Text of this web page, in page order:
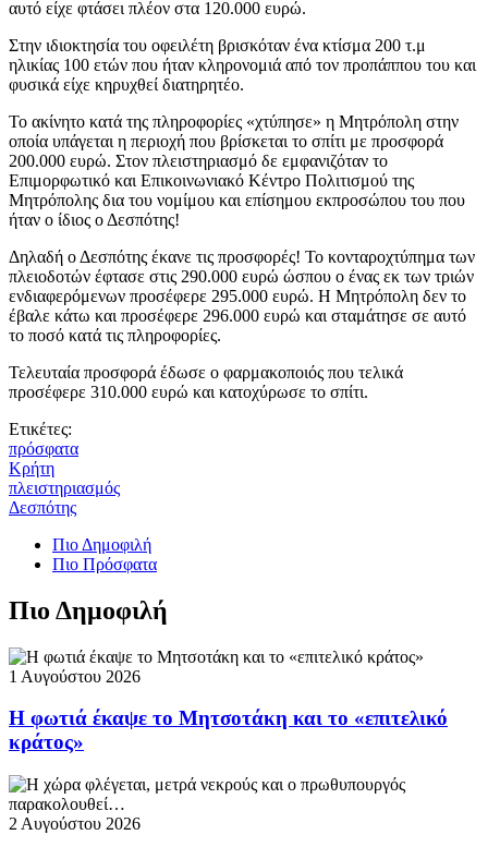
αυτό είχε φτάσει πλέον στα 120.000 ευρώ.
Στην ιδιοκτησία του οφειλέτη βρισκόταν ένα κτίσμα 200 τ.μ
ηλικίας 100 ετών που ήταν κληρονομιά από τον προπάππου του και
φυσικά είχε κηρυχθεί διατηρητέο.
Το ακίνητο κατά της πληροφορίες «χτύπησε» η Μητρόπολη στην
οποία υπάγεται η περιοχή που βρίσκεται το σπίτι με προσφορά
200.000 ευρώ. Στον πλειστηριασμό δε εμφανιζόταν το
Επιμορφωτικό και Επικοινωνιακό Κέντρο Πολιτισμού της
Μητρόπολης δια του νομίμου και επίσημου εκπροσώπου του που
ήταν ο ίδιος ο Δεσπότης!
Δηλαδή ο Δεσπότης έκανε τις προσφορές! Το κονταροχτύπημα των
πλειοδοτών έφτασε στις 290.000 ευρώ ώσπου ο ένας εκ των τριών
ενδιαφερόμενων προσέφερε 295.000 ευρώ. Η Μητρόπολη δεν το
έβαλε κάτω και προσέφερε 296.000 ευρώ και σταμάτησε σε αυτό
το ποσό κατά τις πληροφορίες.
Τελευταία προσφορά έδωσε ο φαρμακοποιός που τελικά
προσέφερε 310.000 ευρώ και κατοχύρωσε το σπίτι.
Ετικέτες:
πρόσφατα
Κρήτη
πλειστηριασμός
Δεσπότης
Πιο Δημοφιλή
Πιο Πρόσφατα
Πιο Δημοφιλή
1 Αυγούστου 2026
Η φωτιά έκαψε το Μητσοτάκη και το «επιτελικό
κράτος»
2 Αυγούστου 2026